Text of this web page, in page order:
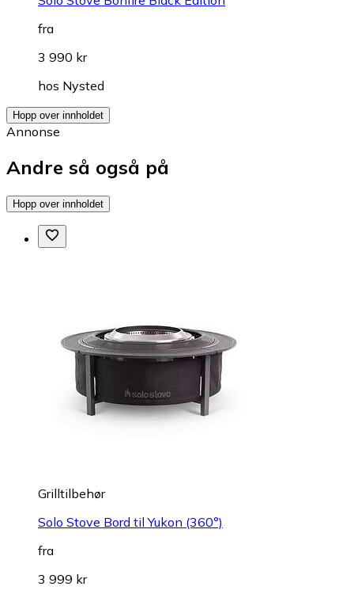
fra
3 990 kr
hos Nysted
Hopp over innholdet
Annonse
Andre så også på
Hopp over innholdet
Grilltilbehør
Solo Stove Bord til Yukon (360°)
fra
3 999 kr